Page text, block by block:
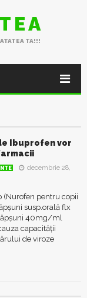
TA!!!
Ibuprofen vor
decembrie 28,
(Nurofen pentru copii
susp.orală flx
40mg/ml
capacității
de viroze